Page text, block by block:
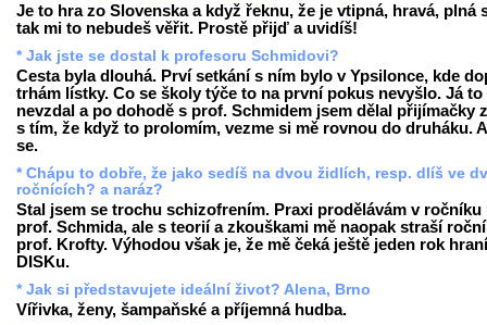
Je to hra zo Slovenska a když řeknu, že je vtipná, hravá, plná
tak mi to nebudeš věřit. Prostě přijď a uvidíš!
* Jak jste se dostal k profesoru Schmidovi?
Cesta byla dlouhá. Prví setkání s ním bylo v Ypsilonce, kde
trhám lístky. Co se školy týče to na první pokus nevyšlo. Já to
nevzdal a po dohodě s prof. Schmidem jsem dělal přijímačky
s tím, že když to prolomím, vezme si mě rovnou do druháku.
se.
* Chápu to dobře, že jako sedíš na dvou židlích, resp. dlíš ve
ročnících? a naráz?
Stal jsem se trochu schizofrením. Praxi prodělávám v ročníku
prof. Schmida, ale s teorií a zkouškami mě naopak straší
prof. Krofty. Výhodou však je, že mě čeká ještě jeden rok
DISKu.
* Jak si představujete ideální život? Alena, Brno
Vířivka, ženy, šampaňské a příjemná hudba.